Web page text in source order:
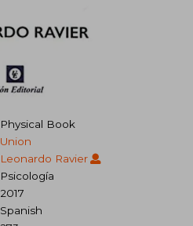
Physical Book
Union
Leonardo Ravier
Psicología
2017
Spanish